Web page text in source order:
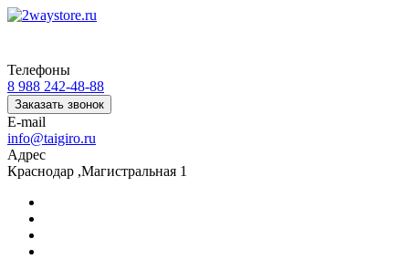
Телефоны
8 988 242-48-88
Заказать звонок
E-mail
info@taigiro.ru
Адрес
Краснодар ,Магистральная 1